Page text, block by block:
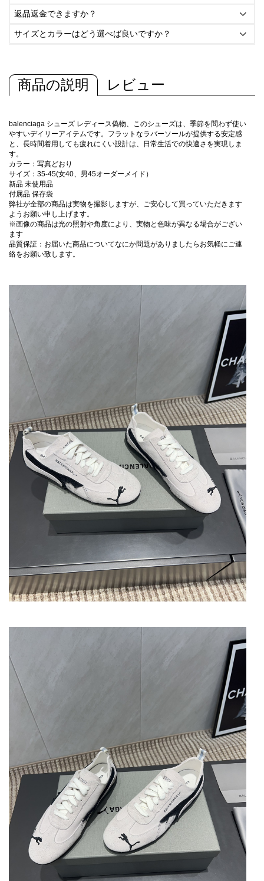
返品返金できますか？ 
サイズとカラーはどう選べば良いですか？ 
商品の説明 レビュー
balenciaga シューズ レディース偽物、このシューズは、季節を問わず使い
やすいデイリーアイテムです。フラットなラバーソールが提供する安定感
と、長時間着用しても疲れにくい設計は、日常生活での快適さを実現しま
す。
カラー：写真どおり
サイズ：35-45(女40、男45オーダーメイド）
新品 未使用品
付属品 保存袋
弊社が全部の商品は実物を撮影しますが、ご安心して買っていただきます
ようお願い申し上げます。
※画像の商品は光の照射や角度により、実物と色味が異なる場合がござい
ます
品質保証：お届いた商品についてなにか問題がありましたらお気軽にご連
絡をお願い致します。